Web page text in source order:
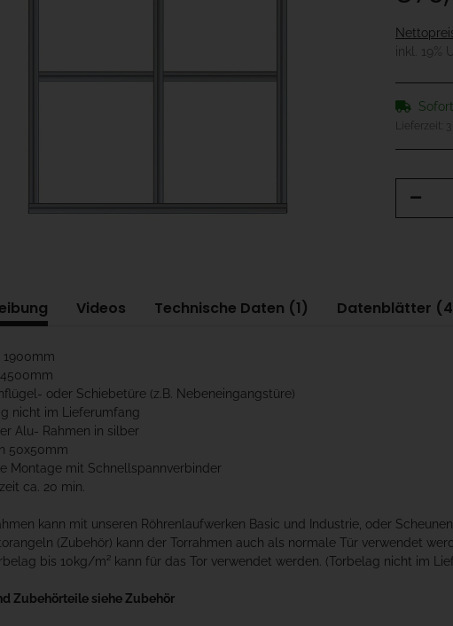
inkl. 19%
Lieferzeit:
Videos Technische Daten (1) Datenblätter
1900mm
oder Schiebetüre (z.B. Nebeneingangstüre)
nicht im Lieferumfang
Alu- Rahmen in silber
50x50mm
Montage mit Schnellspannverbinder
ca. 20 min.
kann mit unseren Röhrenlaufwerken Basic und Industrie, oder
(Zubehör) kann der Torrahmen auch als normale Tür verwendet
bis 10kg/m² kann für das Tor verwendet werden. (Torbelag nicht im
Zubehörteile siehe Zubehör